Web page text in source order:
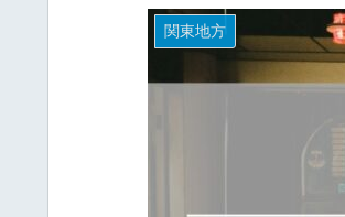
関東地方